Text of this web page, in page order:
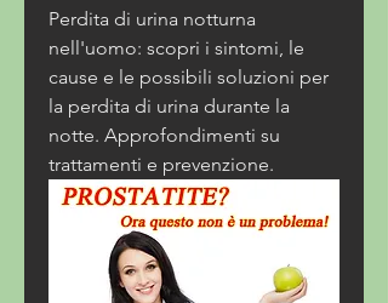
Perdita di urina notturna
nell'uomo: scopri i sintomi, le
cause e le possibili soluzioni per
la perdita di urina durante la
notte. Approfondimenti su
trattamenti e prevenzione.